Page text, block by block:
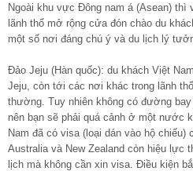
Ngoài khu vực Đông nam á (Asean) thì
lãnh thổ mở rộng cửa đón chào du
một số nơi đáng chú ý và du lịch lý
Đảo Jeju (Hàn quốc): du khách Việt
Jeju, còn tới các nơi khác trong lãnh
thường. Tuy nhiên không có đường
nên bạn sẽ phải quá cảnh ở một nước
Nam đã có visa (loại dán vào hộ chiếu)
Australia và New Zealand còn hiệu lực
lịch mà không cần xin visa. Điều kiện